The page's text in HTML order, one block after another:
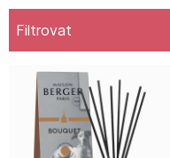
Filtrovat